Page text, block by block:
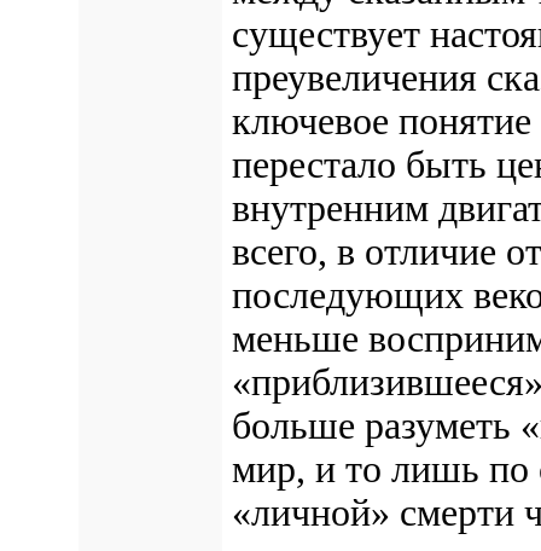
существует
преувеличения
ключевое понятие
перестало быть
внутренним
всего, в отличие
последующих
меньше
больше разуметь
мир, и то лишь по
«личной» смерти